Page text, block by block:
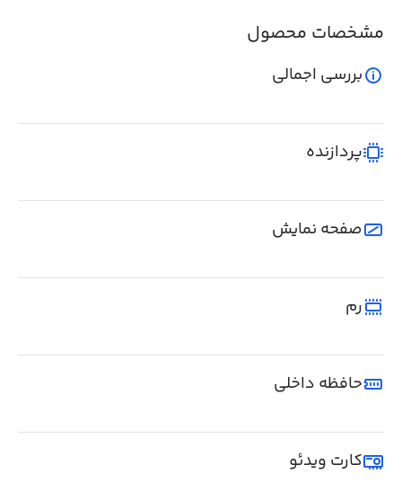
مشخصات محصول
بررسی اجمالی
پردازنده
صفحه نمایش
رم
حافظه داخلی
کارت ویدئو